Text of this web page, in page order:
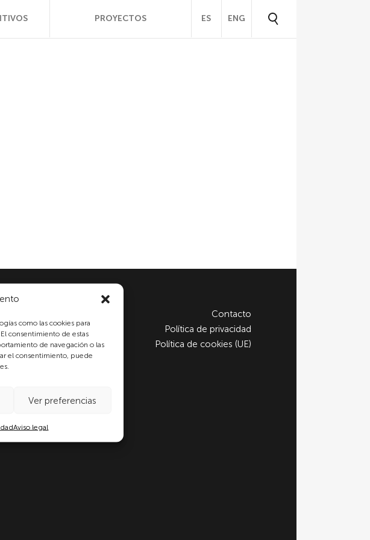
como las cookies para
consentimiento de estas
de navegación o las
el consentimiento, puede
Ver preferencias
Aviso legal
PROYECTOS ES ENG
Contacto
Política de privacidad
Política de cookies (UE)